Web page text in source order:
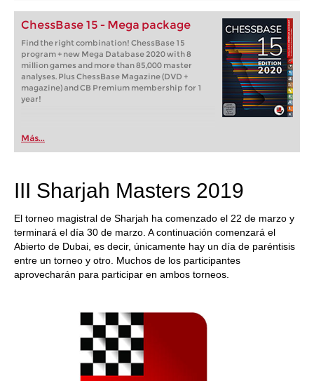
ChessBase 15 - Mega package
Find the right combination! ChessBase 15
program + new Mega Database 2020 with 8
million games and more than 85,000 master
analyses. Plus ChessBase Magazine (DVD +
magazine) and CB Premium membership for 1
year!
Más...
III Sharjah Masters 2019
El torneo magistral de Sharjah ha comenzado el 22 de marzo y
terminará el día 30 de marzo. A continuación comenzará el
Abierto de Dubai, es decir, únicamente hay un día de paréntisis
entre un torneo y otro. Muchos de los participantes
aprovecharán para participar en ambos torneos.